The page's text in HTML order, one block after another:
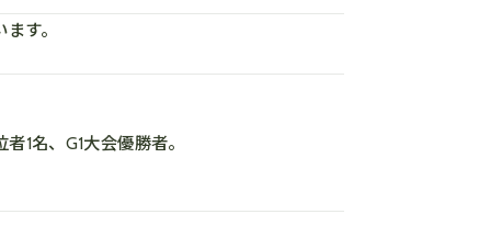
す。
1名、G1大会優勝者。